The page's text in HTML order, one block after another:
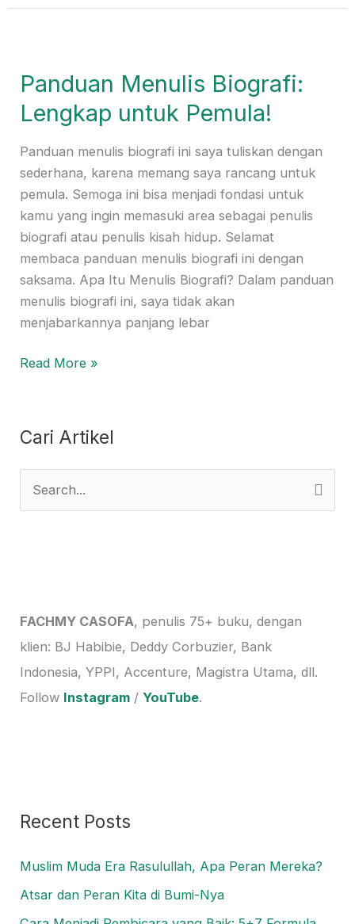
Panduan Menulis Biografi:
Lengkap untuk Pemula!
Panduan menulis biografi ini saya tuliskan dengan
sederhana, karena memang saya rancang untuk
pemula. Semoga ini bisa menjadi fondasi untuk
kamu yang ingin memasuki area sebagai penulis
biografi atau penulis kisah hidup. Selamat
membaca panduan menulis biografi ini dengan
saksama. Apa Itu Menulis Biografi? Dalam panduan
menulis biografi ini, saya tidak akan
menjabarkannya panjang lebar
Biografi:
Lengkap
untuk
Pemula!
Read More »
Cari Artikel
h
f
o
r
FACHMY CASOFA, penulis 75+ buku, dengan
klien: BJ Habibie, Deddy Corbuzier, Bank
Indonesia, YPPI, Accenture, Magistra Utama, dll.
Follow Instagram /YouTube.
Recent Posts
Muslim Muda Era Rasulullah, Apa Peran Mereka?
Atsar dan Peran Kita di Bumi-Nya